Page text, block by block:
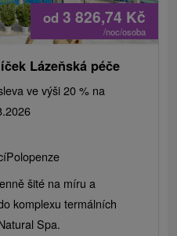
od 3 826,74 Kč
/noc/osoba
Lázeňská péče
ve výši 20 % na
Polopenze
šité na míru a
komplexu termálních
Spa.